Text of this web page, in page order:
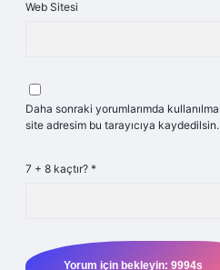
Web Sitesi
Daha sonraki yorumlarımda
site adresim bu tarayıcıya kaydedilsin.
7 + 8 kaçtır? *